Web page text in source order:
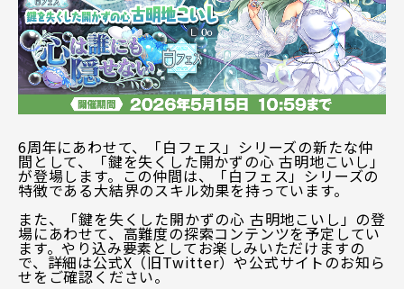
6周年にあわせて、「白フェス」シリーズの新たな仲
間として、「鍵を失くした開かずの心 古明地こいし」
が登場します。この仲間は、「白フェス」シリーズの
特徴である大結界のスキル効果を持っています。
また、「鍵を失くした開かずの心 古明地こいし」の登
場にあわせて、高難度の探索コンテンツを予定してい
ます。やり込み要素としてお楽しみいただけますの
で、詳細は公式X（旧Twitter）や公式サイトのお知ら
せをご確認ください。